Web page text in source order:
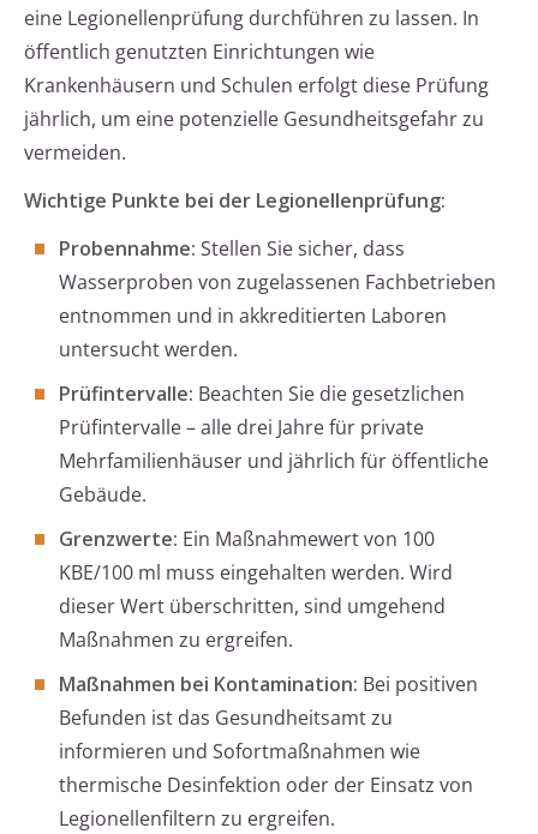
eine Legionellenprüfung durchführen zu lassen. In
öffentlich genutzten Einrichtungen wie
Krankenhäusern und Schulen erfolgt diese Prüfung
jährlich, um eine potenzielle Gesundheitsgefahr zu
vermeiden.
Wichtige Punkte bei der Legionellenprüfung:
Probennahme: Stellen Sie sicher, dass
Wasserproben von zugelassenen Fachbetrieben
entnommen und in akkreditierten Laboren
untersucht werden.
Prüfintervalle: Beachten Sie die gesetzlichen
Prüfintervalle – alle drei Jahre für private
Mehrfamilienhäuser und jährlich für öffentliche
Gebäude.
Grenzwerte: Ein Maßnahmewert von 100
KBE/100 ml muss eingehalten werden. Wird
dieser Wert überschritten, sind umgehend
Maßnahmen zu ergreifen.
Maßnahmen bei Kontamination: Bei positiven
Befunden ist das Gesundheitsamt zu
informieren und Sofortmaßnahmen wie
thermische Desinfektion oder der Einsatz von
Legionellenfiltern zu ergreifen.